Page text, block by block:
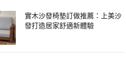
實木沙發椅墊訂做推薦：上美沙
發打造居家舒適新體驗